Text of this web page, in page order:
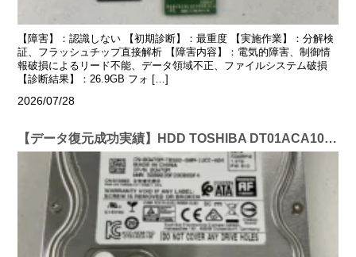
【障害】：認識しない 【初期診断】：最重度 【実施作業】：分解検
証、フラッシュチップ直接解析 【障害内容】：電気的障害、制御情
報破損によるリード不能、データ領域不正、ファイルシステム破損
【診断結果】：26.9GB フォ […]
2026/07/28
【データ復元成功実績】HDD TOSHIBA DT01ACA100 1TB